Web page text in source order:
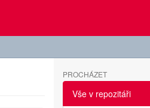
PROCHÁZET
Vše v repozitáři